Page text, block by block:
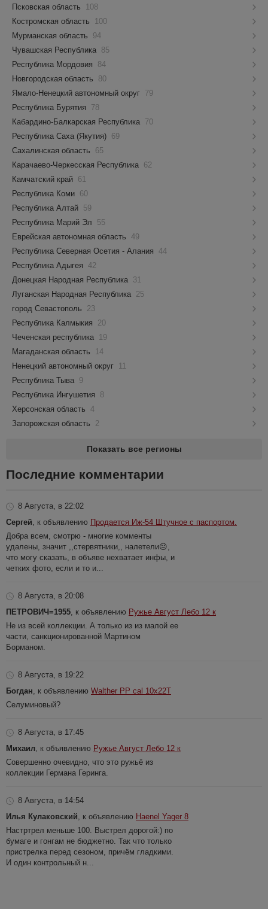
Псковская область
108
Костромская область
100
Мурманская область
94
Чувашская Республика 85
Республика Мордовия
84
Новгородская область
80
Ямало-Ненецкий автономный округ 79
Республика Бурятия
78
Кабардино-Балкарская Республика 70
Республика Саха (Якутия) 69
Сахалинская область
65
Карачаево-Черкесская Республика 62
Камчатский край 61
Республика Коми 60
Республика Алтай 59
Республика Марий Эл
55
Еврейская автономная область 49
Республика Северная Осетия - Алания 44
Республика Адыгея 42
Донецкая Народная Республика 31
Луганская Народная Республика 25
город Севастополь
23
Республика Калмыкия
20
Чеченская республика
19
Магаданская область
14
Ненецкий автономный округ
11
Республика Тыва 9
Республика Ингушетия
8
Херсонская область 4
Запорожская область
2
Показать все регионы
Последние комментарии
8 Августа, в 22:02
Сергей, к объявлению Продается Иж-54 Штучное с паспортом.
Добра всем, смотрю - многие комменты
удалены, значит ,,стервятники,, налетели☹️,
что могу сказать, в объяве нехватает инфы, и
четких фото, если и то и...
8 Августа, в 20:08
ПЕТРОВИЧ=1955, к объявлению Ружье Август Лебо 12 к
Не из всей коллекции. А только из из малой ее
части, санкционированной Мартином
Борманом.
8 Августа, в 19:22
Богдан, к объявлению Walther PP cal 10x22T
Селуминовый?
8 Августа, в 17:45
Михаил, к объявлению Ружье Август Лебо 12 к
Совершенно очевидно, что это ружьё из
коллекции Германа Геринга.
8 Августа, в 14:54
Илья Кулаковский, к объявлению Haenel Yager 8
Настртрел меньше 100. Выстрел дорогой:) по
бумаге и гонгам не бюджетно. Так что только
пристрелка перед сезоном, причём гладкими.
И один контрольный н...